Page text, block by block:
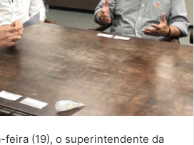
feira (19), o superintendente da